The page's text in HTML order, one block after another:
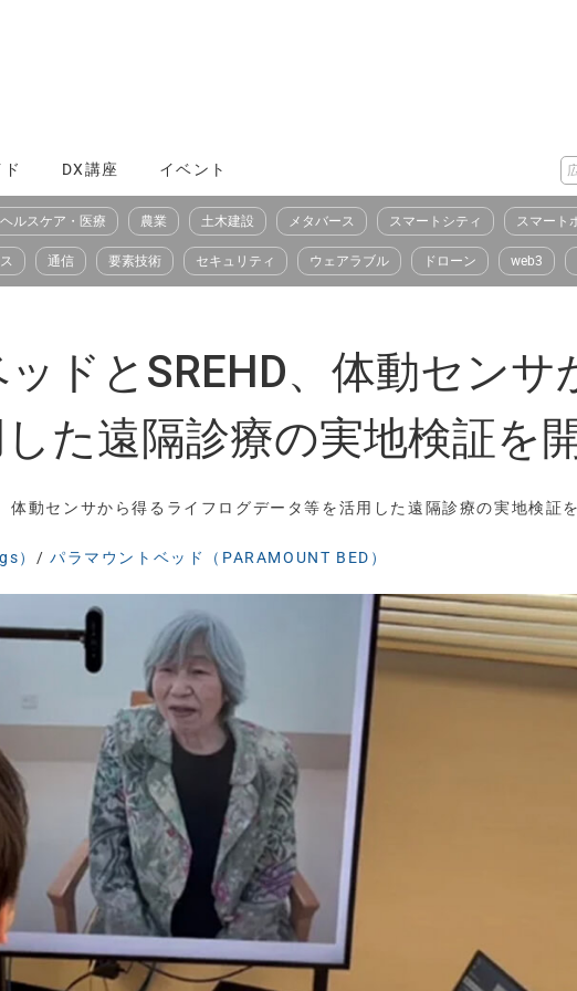
DX講座 イベント
ヘルスケア・医療 農業 土木建設 メタバース スマートシティ スマート
通信 要素技術 セキュリティ ウェアラブル ドローン web3
ドとSREHD、体動セン
た遠隔診療の実地検証を
体動センサから得るライフログデータ等を活用した遠隔診療の実地検証
） /パラマウントベッド（PARAMOUNT BED）